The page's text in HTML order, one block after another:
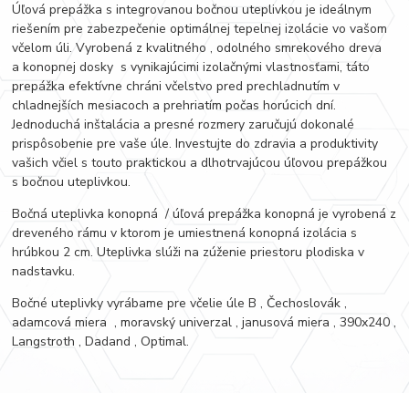
Úľová prepážka s integrovanou bočnou uteplivkou je ideálnym
riešením pre zabezpečenie optimálnej tepelnej izolácie vo vašom
včelom úli. Vyrobená z kvalitného , odolného smrekového dreva
a konopnej dosky s vynikajúcimi izolačnými vlastnosťami, táto
prepážka efektívne chráni včelstvo pred prechladnutím v
chladnejších mesiacoch a prehriatím počas horúcich dní.
Jednoduchá inštalácia a presné rozmery zaručujú dokonalé
prispôsobenie pre vaše úle. Investujte do zdravia a produktivity
vašich včiel s touto praktickou a dlhotrvajúcou úľovou prepážkou
s bočnou uteplivkou.
Bočná uteplivka konopná / úľová prepážka konopná je vyrobená z
dreveného rámu v ktorom je umiestnená konopná izolácia s
hrúbkou 2 cm. Uteplivka slúži na zúženie priestoru plodiska v
nadstavku.
Bočné uteplivky vyrábame pre včelie úle B , Čechoslovák ,
adamcová miera , moravský univerzal , janusová miera , 390x240 ,
Langstroth , Dadand , Optimal.